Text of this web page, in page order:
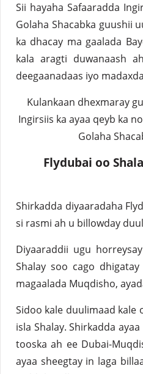
Sii hayaha Safaaradda
Golaha Shacabka guushii
ka dhacay ma gaalada
kala aragti duwanaash
deegaanadaas iyo
Kulankaan dhexmaray
Ingirsiis ka ayaa qeyb ka
Golaha
Flydubai oo
Shirkadda diyaaradaha
si rasmi ah u billowday
Diyaaraddii ugu
Shalay soo cago
magaalada Muqdisho,
Sidoo kale duulimaad kale
isla Shalay. Shirkadda
tooska ah ee Dubai-
ayaa sheegtay in laga